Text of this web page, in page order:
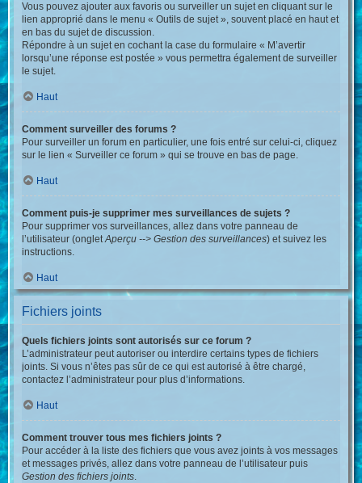
Vous pouvez ajouter aux favoris ou surveiller un sujet en cliquant sur le
lien approprié dans le menu « Outils de sujet », souvent placé en haut et
en bas du sujet de discussion.
Répondre à un sujet en cochant la case du formulaire « M’avertir
lorsqu’une réponse est postée » vous permettra également de surveiller
le sujet.
Haut
Comment surveiller des forums ?
Pour surveiller un forum en particulier, une fois entré sur celui-ci, cliquez
sur le lien « Surveiller ce forum » qui se trouve en bas de page.
Haut
Comment puis-je supprimer mes surveillances de sujets ?
Pour supprimer vos surveillances, allez dans votre panneau de
l’utilisateur (ongletAperçu --> Gestion des surveillances) et suivez les
instructions.
Haut
Fichiers joints
Quels fichiers joints sont autorisés sur ce forum ?
L’administrateur peut autoriser ou interdire certains types de fichiers
joints. Si vous n’êtes pas sûr de ce qui est autorisé à être chargé,
contactez l’administrateur pour plus d’informations.
Haut
Comment trouver tous mes fichiers joints ?
Pour accéder à la liste des fichiers que vous avez joints à vos messages
et messages privés, allez dans votre panneau de l’utilisateur puis
Gestion des fichiers joints.